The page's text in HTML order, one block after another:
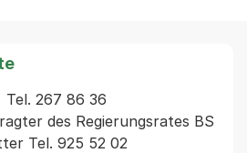
Tel. 267 86 36
des Regierungsrates BS
Tel. 925 52 02